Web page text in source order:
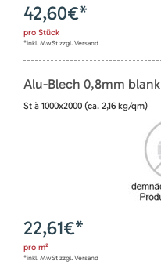
42,60€*
pro Stück
*inkl. MwSt zzgl. Versand
Alu-Blech 0,8mm blank
St à 1000x2000 (ca. 2,16 kg/qm)
22,61€*
pro m²
*inkl. MwSt zzgl. Versand